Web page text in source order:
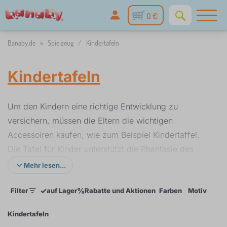
0 €
Banaby.de » Spielzeug / Kindertafeln
Kindertafeln
Um den Kindern eine richtige Entwicklung zu
versichern, müssen die Eltern die wichtigen
Accessoiren kaufen, wie zum Beispiel Kindertaffel.
Die Tafel für Kinder unterstützt die Phantasie des
Kindes. Auf diese Art und Weise entwickelt das Kind
der Entwicklung des Kindes ist das kreative
Mehr lesen...
Filter ✓auf Lager%Rabatte und Aktionen Farben Motiv
Kindertafeln